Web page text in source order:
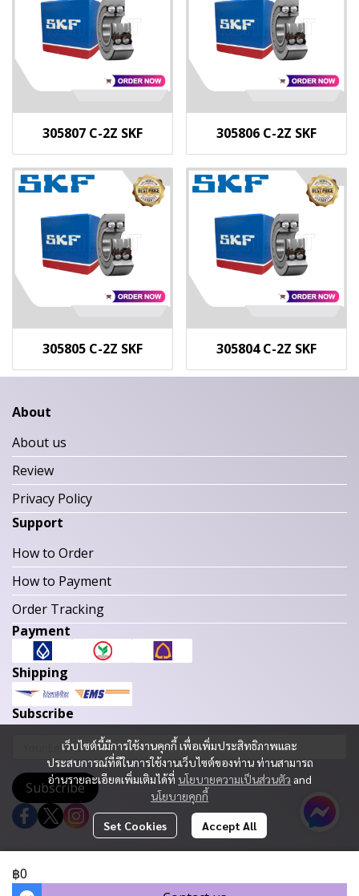
305807 C-2Z SKF 305806 C-2Z SKF
305805 C-2Z SKF 305804 C-2Z SKF
฿0
เว็บไซต์นี้มีการใช้งานคุกกี้ เพื่อเพิ่มประสิทธิภาพและ
ประสบการณ์ที่ดีในการใช้งานเว็บไซต์ของท่าน ท่านสามารถ
อ่านรายละเอียดเพิ่มเติมได้ที่ นโยบายความเป็นส่วนตัว and
นโยบายคุกกี้
Set Cookies Accept All
About
About us
Review
Privacy Policy
Support
How to Order
How to Payment
Order Tracking
Payment
Shipping
Subscribe
Subscribe
Today Visitor284